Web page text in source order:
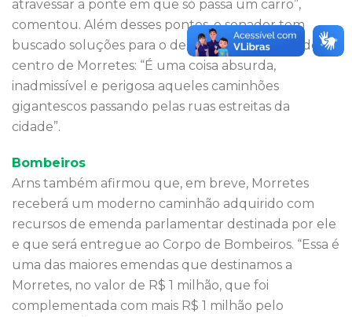
atravessar a ponte em que só passa um carro”,
comentou. Além desses pontos, o senador tem
buscado soluções para o desvio de caminhões do
centro de Morretes: “É uma coisa absurda,
inadmissível e perigosa aqueles caminhões
gigantescos passando pelas ruas estreitas da
cidade”.
Bombeiros
Arns também afirmou que, em breve, Morretes
receberá um moderno caminhão adquirido com
recursos de emenda parlamentar destinada por ele
e que será entregue ao Corpo de Bombeiros. “Essa é
uma das maiores emendas que destinamos a
Morretes, no valor de R$ 1 milhão, que foi
complementada com mais R$ 1 milhão pelo